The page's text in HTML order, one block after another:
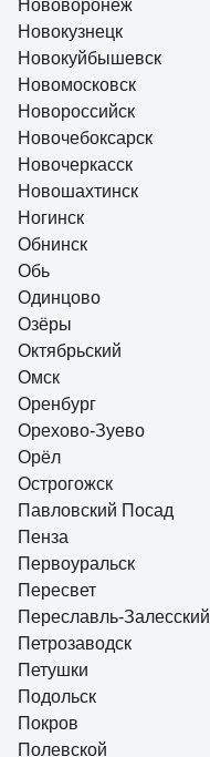
Нововоронеж
Новокузнецк
Новокуйбышевск
Новомосковск
Новороссийск
Новочебоксарск
Новочеркасск
Новошахтинск
Ногинск
Обнинск
Обь
Одинцово
Озёры
Октябрьский
Омск
Оренбург
Орехово-Зуево
Орёл
Острогожск
Павловский Посад
Пенза
Первоуральск
Пересвет
Переславль-Залесский
Петрозаводск
Петушки
Подольск
Покров
Полевской